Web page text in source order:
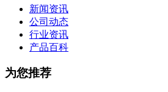
新闻资讯
公司动态
行业资讯
产品百科
为您推荐